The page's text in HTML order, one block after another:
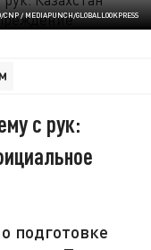
CNP / MEDIAPUNCH/GLOBALLOOKPRESS
с рук:
подготовке